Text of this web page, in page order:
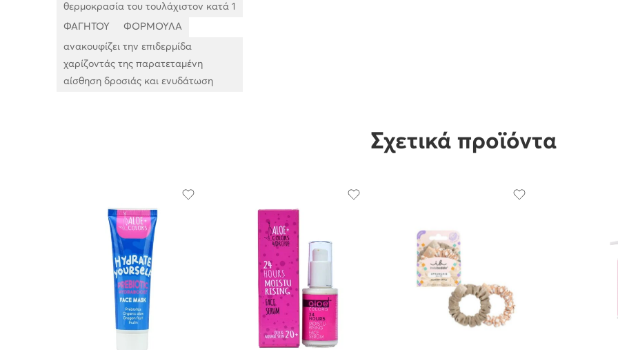
θερμοκρασία του τουλάχιστον κατά 1
ΦΑΓΗΤΟΥ ΦΟΡΜΟΥΛΑ
ανακουφίζει την επιδερμίδα
χαρίζοντάς της παρατεταμένη
αίσθηση δροσιάς και ενυδάτωση
Σχετικά προϊόντα